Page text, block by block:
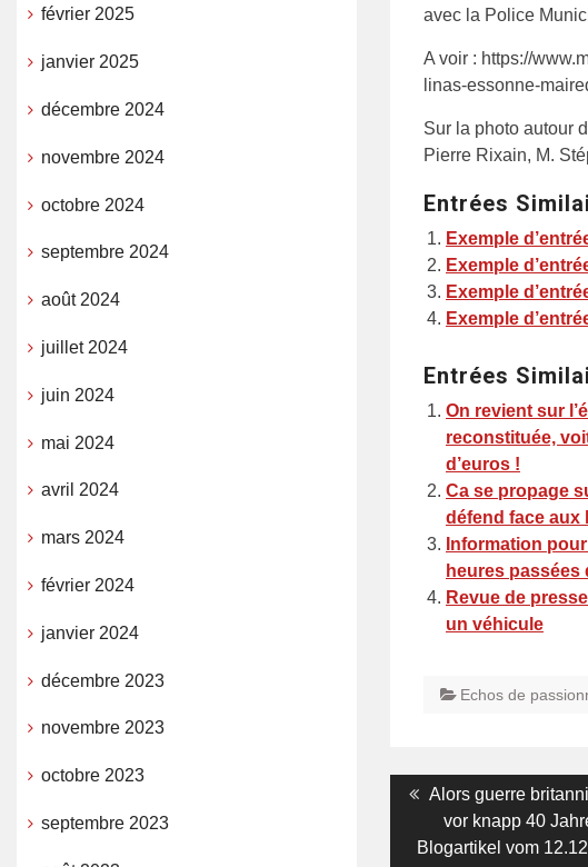
avec la Police
A voir : https://
linas-essonne-
Sur la photo autour
Pierre Rixain, M.
Entrées
Exemple
Exemple
Exemple
Exemple
Entrées
On revient sur
reconstituée,
d’euros !
Ca se propage
défend face aux
Information
heures passées
Revue de
un véhicule
Echos de
Navigation
Previous
post:
Alors guerre
vor knapp 40
Blogartikel vom
février 2025
janvier 2025
décembre 2024
novembre 2024
octobre 2024
septembre 2024
août 2024
juillet 2024
juin 2024
mai 2024
avril 2024
mars 2024
février 2024
janvier 2024
décembre 2023
novembre 2023
octobre 2023
septembre 2023